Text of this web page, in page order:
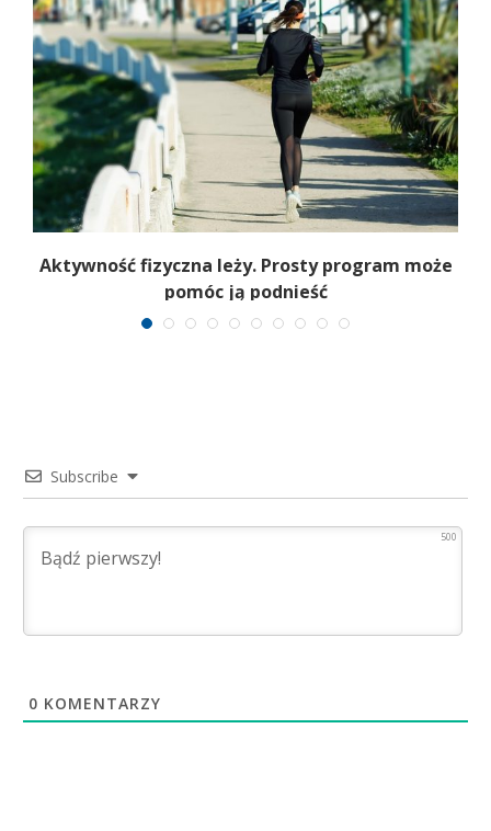
Aktywność fizyczna leży. Prosty program może
pomóc ją podnieść
Subscribe
500
0 KOMENTARZY